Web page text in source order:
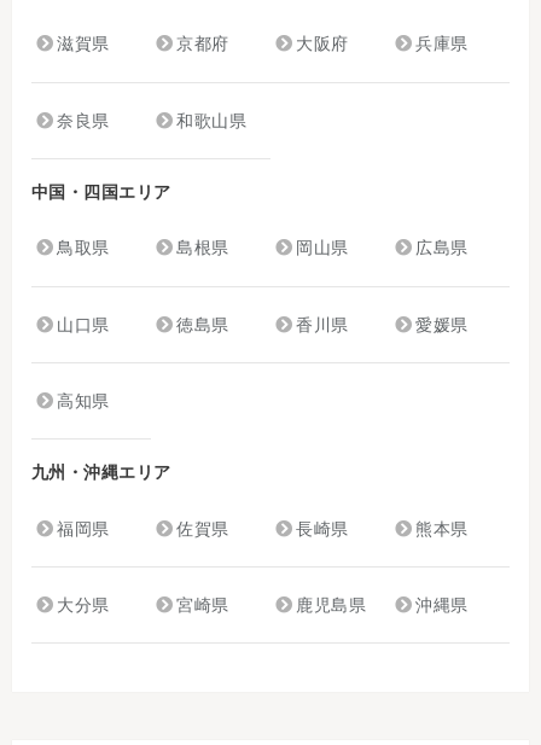
滋賀県 京都府 大阪府 兵庫県
奈良県 和歌山県
中国・四国エリア
鳥取県 島根県 岡山県 広島県
山口県 徳島県 香川県 愛媛県
高知県
九州・沖縄エリア
福岡県 佐賀県 長崎県 熊本県
大分県 宮崎県 鹿児島県 沖縄県